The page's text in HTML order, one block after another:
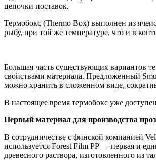
цепочки поставок.
Термобокс (Thermo Box) выполнен из
рыбу, при той же температуре, что и в
Большая часть существующих вариантов
свойствами материала. Предложенный
можно хранить в сложенном виде,
В настоящее время термобокс уже
Первый материал для производства
В сотрудничестве с финской компанией
используется Forest Film PP — первая и
древесного раствора, изготовленного из